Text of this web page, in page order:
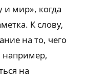
и мир», когда
К слову,
на то, чего
например,
на